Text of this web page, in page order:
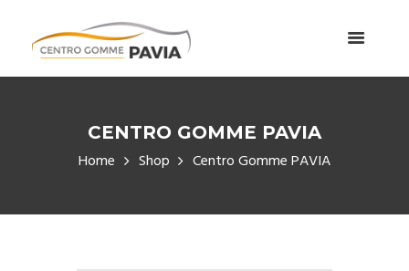
CENTRO GOMME PAVIA
Home Shop Centro Gomme PAVIA